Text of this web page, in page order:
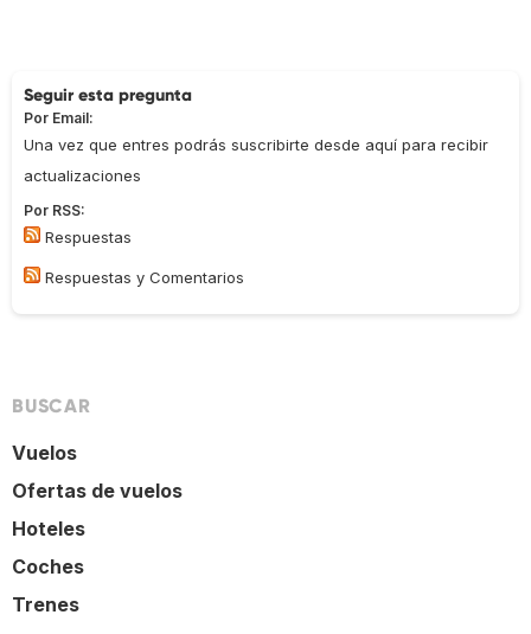
Seguir esta pregunta
Por Email:
Una vez que entres podrás suscribirte desde aquí para recibir
actualizaciones
Por RSS:
Respuestas
Respuestas y Comentarios
BUSCAR
Vuelos
Ofertas de vuelos
Hoteles
Coches
Trenes